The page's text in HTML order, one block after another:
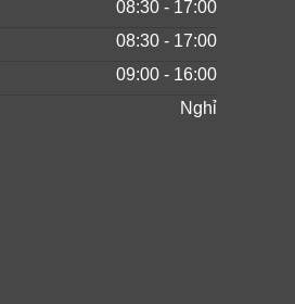
08:30 - 17:00
08:30 - 17:00
09:00 - 16:00
Nghỉ